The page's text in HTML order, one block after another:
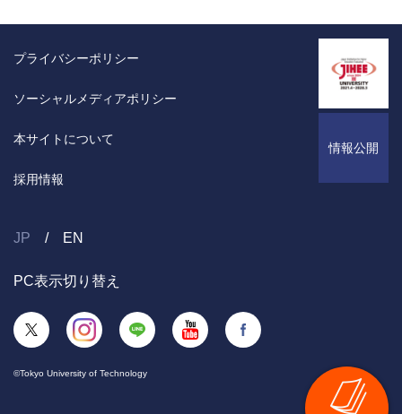
情報公開
プライバシーポリシー
ソーシャルメディアポリシー
本サイトについて
採用情報
JP EN
PC表示切り替え
©Tokyo University of Technology